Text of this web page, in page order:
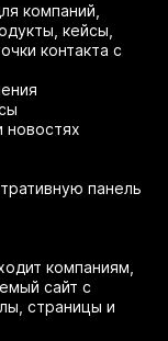
компаний,
кейсы,
контакта с
новостях
панель
компаниям,
сайт с
страницы и